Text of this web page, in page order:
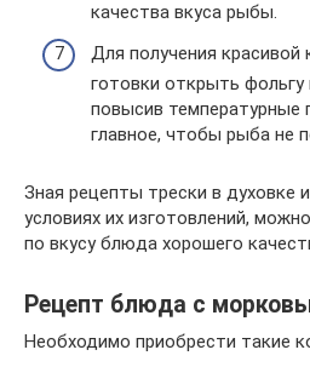
качества вкуса рыбы.
Для получения красивой
готовки открыть
повысив температурные
главное, чтобы рыба не
Зная рецепты трески в духовке
условиях их изготовлений,
по вкусу блюда хорошего
Рецепт блюда с
Необходимо приобрести такие